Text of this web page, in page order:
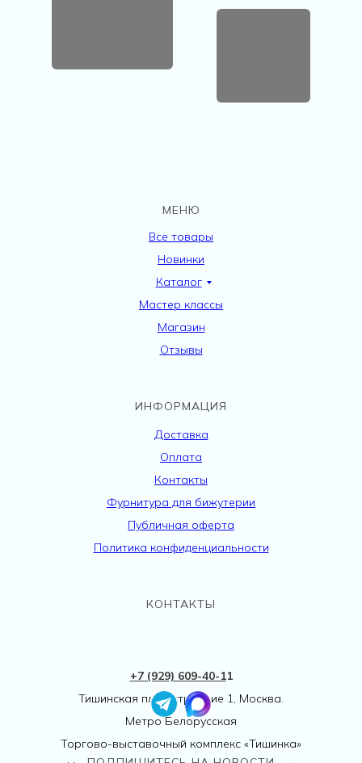
МЕНЮ
Все товары
Новинки
Каталог
Мастер классы
Магазин
Отзывы
ИНФОРМАЦИЯ
Доставка
Оплата
Контакты
Фурнитура для бижутерии
Публичная оферта
Политика конфиденциальности
КОНТАКТЫ
+7 (929) 609-40-11
Тишинская пл., 1 строение 1, Москва.
Метро Белорусская
Торгово-выставочный комплекс «Тишинка»